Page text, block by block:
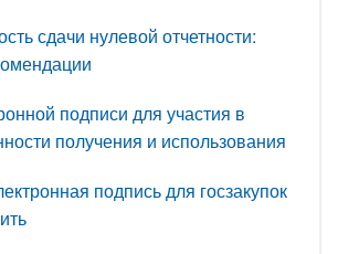
сдачи нулевой отчетности:
подписи для участия в
получения и использования
подпись для госзакупок